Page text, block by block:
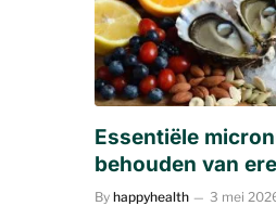
Essentiële
behouden van
By happyhealth 3 mei